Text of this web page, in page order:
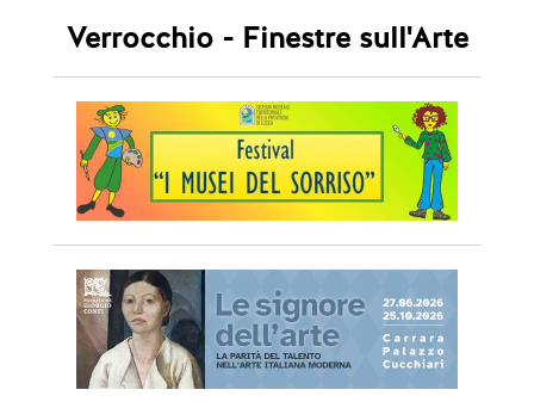
Verrocchio - Finestre sull'Arte